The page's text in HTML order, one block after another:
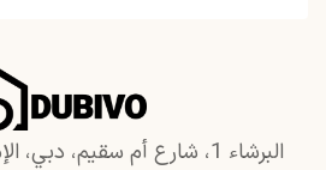
البرشاء 1، شارع أم سقيم، دبي،